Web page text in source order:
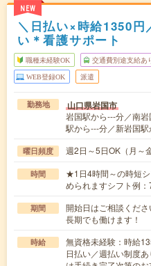
NEW
＼日払い×時給1350円
い＊看護サポート
職種未経験OK 交通費別途支給あ
WEB登録OK 派遣
勤務地 山口県岩国市
岩国駅から---分／南
駅から---分／新岩国
曜日頻度 週2日～5日OK（月
時間
★1日4時間～の時短
められますシフト例
期間
開始日はご相談くだ
長期でも働けます！
時給
無資格未経験：時給
日払い／週払い制度